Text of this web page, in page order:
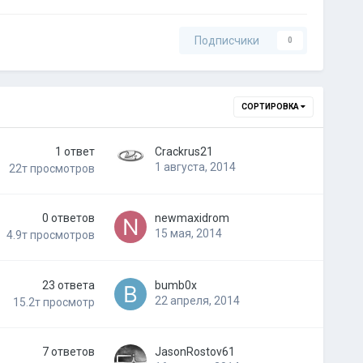
Подписчики 0
СОРТИРОВКА
1 ответ
22т просмотров
Crackrus21
1 августа, 2014
0 ответов
4.9т просмотров
newmaxidrom
15 мая, 2014
23 ответа
15.2т просмотр
bumb0x
22 апреля, 2014
7 ответов
JasonRostov61